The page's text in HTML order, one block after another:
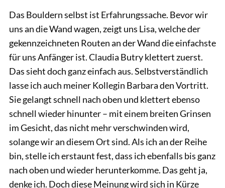
Das Bouldern selbst ist Erfahrungssache. Bevor wir
uns an die Wand wagen, zeigt uns Lisa, welche der
gekennzeichneten Routen an der Wand die einfachste
für uns Anfänger ist. Claudia Butry klettert zuerst.
Das sieht doch ganz einfach aus. Selbstverständlich
lasse ich auch meiner Kollegin Barbara den Vortritt.
Sie gelangt schnell nach oben und klettert ebenso
schnell wieder hinunter – mit einem breiten Grinsen
im Gesicht, das nicht mehr verschwinden wird,
solange wir an diesem Ort sind. Als ich an der Reihe
bin, stelle ich erstaunt fest, dass ich ebenfalls bis ganz
nach oben und wieder herunterkomme. Das geht ja,
denke ich. Doch diese Meinung wird sich in Kürze